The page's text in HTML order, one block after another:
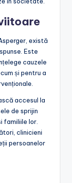
există
Este
cauzele
și pentru a
accesul la
de sprijin
familiile lor.
clinicieni
persoanelor